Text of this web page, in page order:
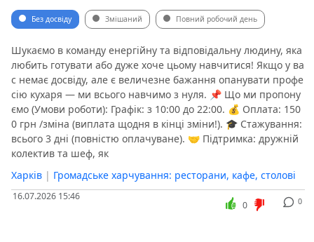
Без досвіду Змішаний Повний робочий день
Шукаємо в команду енергійну та відповідальну людину, яка
любить готувати або дуже хоче цьому навчитися! Якщо у ва
с немає досвіду, але є величезне бажання опанувати профе
сію кухаря — ми всього навчимо з нуля. 📌 Що ми пропону
ємо (Умови роботи): Графік: з 10:00 до 22:00. 💰 Оплата: 150
0 грн /зміна (виплата щодня в кінці зміни!). 🎓 Стажування:
всього 3 дні (повністю оплачуване). 🤝 Підтримка: дружній
колектив та шеф, як
Харків | Громадське харчування: ресторани, кафе, столові
16.07.2026 15:46 0
0